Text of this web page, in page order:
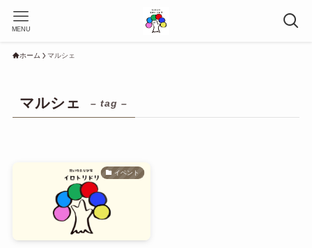
MENU
ホーム マルシェ
マルシェ – tag –
イベント